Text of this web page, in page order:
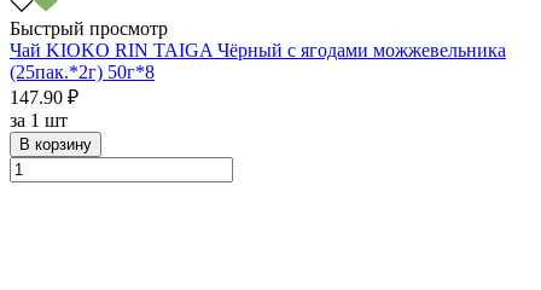
Быстрый просмотр
Чай KIOKO RIN TAIGA Чёрный с ягодами можжевельника
(25пак.*2г) 50г*8
147.90 ₽
за 1 шт
В корзину